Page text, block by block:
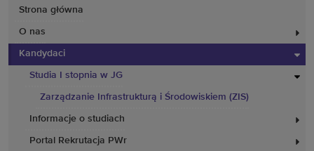
Strona główna
O nas
Kandydaci
Studia I stopnia w JG
Zarządzanie Infrastrukturą i Środowiskiem (ZIS)
Informacje o studiach
Portal Rekrutacja PWr